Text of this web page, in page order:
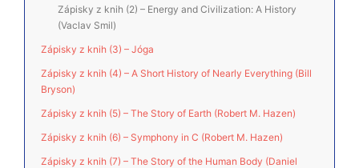
Zápisky z knih (2) – Energy and Civilization: A History
(Vaclav Smil)
Zápisky z knih (3) – Jóga
Zápisky z knih (4) – A Short History of Nearly Everything (Bill
Bryson)
Zápisky z knih (5) – The Story of Earth (Robert M. Hazen)
Zápisky z knih (6) – Symphony in C (Robert M. Hazen)
Zápisky z knih (7) – The Story of the Human Body (Daniel